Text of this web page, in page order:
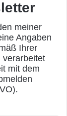
meiner
Angaben
Ihrer
verarbeitet
mit dem